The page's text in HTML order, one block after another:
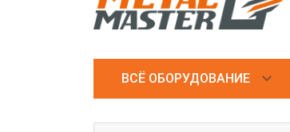
ВСЁ ОБОРУДОВАНИЕ